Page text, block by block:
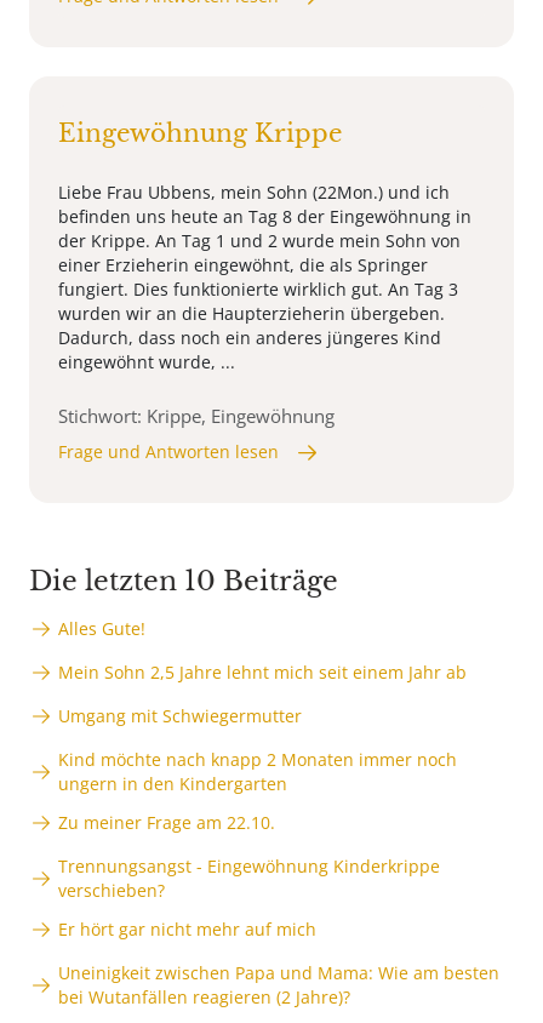
Eingewöhnung Krippe
Liebe Frau Ubbens, mein Sohn (22Mon.) und ich
befinden uns heute an Tag 8 der Eingewöhnung in
der Krippe. An Tag 1 und 2 wurde mein Sohn von
einer Erzieherin eingewöhnt, die als Springer
fungiert. Dies funktionierte wirklich gut. An Tag 3
wurden wir an die Haupterzieherin übergeben.
Dadurch, dass noch ein anderes jüngeres Kind
eingewöhnt wurde, ...
Stichwort: Krippe, Eingewöhnung
Frage und Antworten lesen
Die letzten 10 Beiträge
Alles Gute!
Mein Sohn 2,5 Jahre lehnt mich seit einem Jahr ab
Umgang mit Schwiegermutter
Kind möchte nach knapp 2 Monaten immer noch
ungern in den Kindergarten
Zu meiner Frage am 22.10.
Trennungsangst - Eingewöhnung Kinderkrippe
verschieben?
Er hört gar nicht mehr auf mich
Uneinigkeit zwischen Papa und Mama: Wie am besten
bei Wutanfällen reagieren (2 Jahre)?